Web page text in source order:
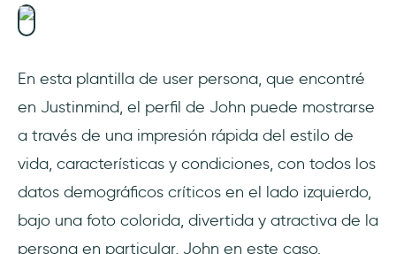
En esta plantilla de user persona, que encontré
en Justinmind, el perfil de John puede mostrarse
a través de una impresión rápida del estilo de
vida, características y condiciones, con todos los
datos demográficos críticos en el lado izquierdo,
bajo una foto colorida, divertida y atractiva de la
persona en particular, John en este caso.